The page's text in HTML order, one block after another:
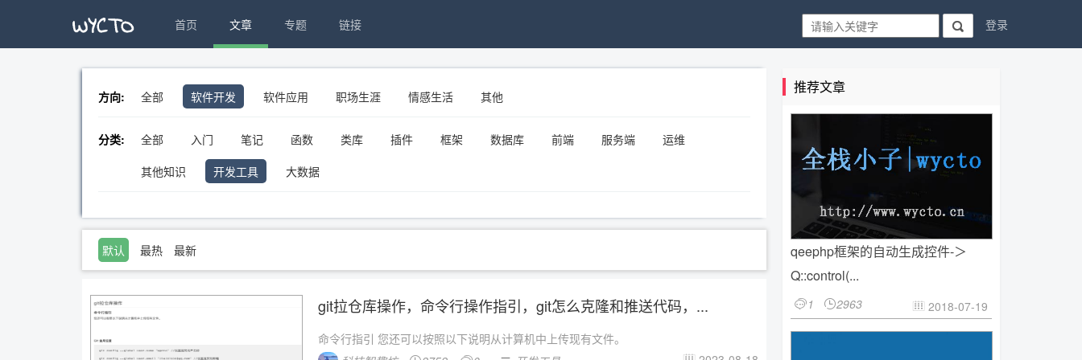
首页 文章 专题 链接  登录
方向: 全部 软件开发 软件应用 职场生涯 情感生活 其他
分类: 全部 入门 笔记 函数 类库 插件 框架 数据库 前端 服务端
运维
其他知识
开发工具 大数据
默认 最热 最新
git拉仓库操作，命令行操作指引，git怎么克隆和推送代码，...
命令行指引 您还可以按照以下说明从计算机中上传现有文件。
推荐文章
qeephp框架的自动生成控件-＞
Q::control(...
1 2963  2018-07-19